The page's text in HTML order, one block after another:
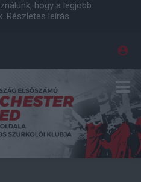
hogy a legjobb
Részletes leírás